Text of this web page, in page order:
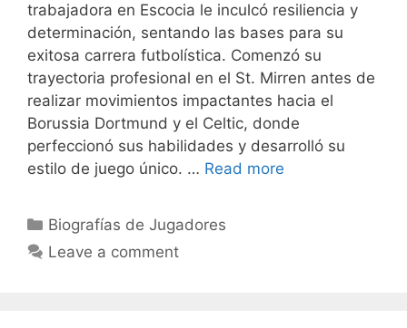
trabajadora en Escocia le inculcó resiliencia y
determinación, sentando las bases para su
exitosa carrera futbolística. Comenzó su
trayectoria profesional en el St. Mirren antes de
realizar movimientos impactantes hacia el
Borussia Dortmund y el Celtic, donde
perfeccionó sus habilidades y desarrolló su
estilo de juego único. … Read more
Categories
Biografías de Jugadores
Leave a comment